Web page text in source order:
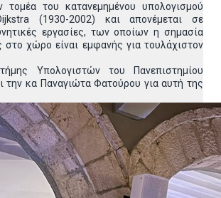
τομέα του κατανεμημένου υπολογισμού
(1930-2002) και απονέμεται σε
εργασίες, των οποίων η σημασία
στο χώρο είναι εμφανής για τουλάχιστον
Υπολογιστών του Πανεπιστημίου
την κα Παναγιώτα Φατούρου για αυτή της